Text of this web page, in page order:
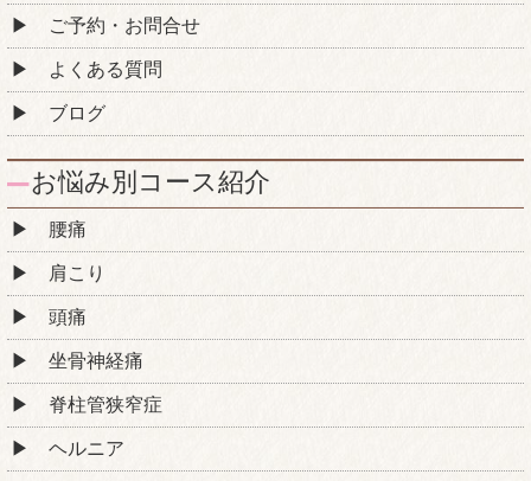
ご予約・お問合せ
よくある質問
ブログ
お悩み別コース紹介
腰痛
肩こり
頭痛
坐骨神経痛
脊柱管狭窄症
ヘルニア